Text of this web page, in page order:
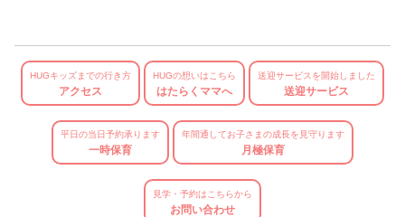
HUGキッズまでの行き方
アクセス
HUGの想いはこちら
はたらくママへ
送迎サービスを開始しました
送迎サービス
平日の当日予約承ります
一時保育
年間通してお子さまの成長を見守ります
月極保育
見学・予約はこちらから
お問い合わせ